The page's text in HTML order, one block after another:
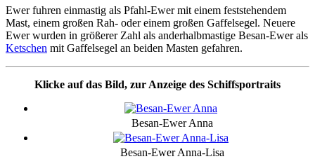
Ewer fuhren einmastig als Pfahl-Ewer mit einem feststehendem
Mast, einem großen Rah- oder einem großen Gaffelsegel. Neuere
Ewer wurden in größerer Zahl als anderhalbmastige Besan-Ewer als
Ketschen mit Gaffelsegel an beiden Masten gefahren.
Klicke auf das Bild, zur Anzeige des Schiffsportraits
Besan-Ewer Anna
Besan-Ewer Anna-Lisa